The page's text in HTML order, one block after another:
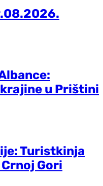
u Prištini
Turistkinja
Gori